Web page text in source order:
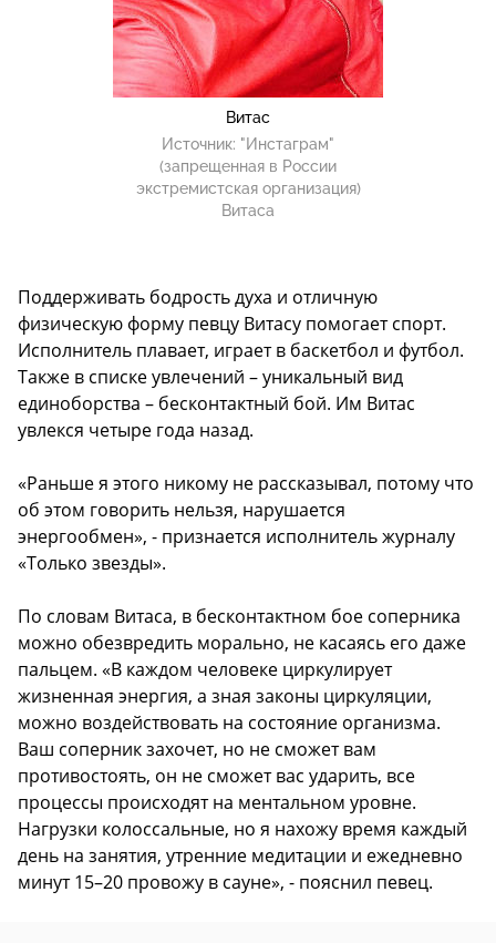
Витас
Источник: "Инстаграм"
(запрещенная в России
экстремистская организация)
Витаса
Поддерживать бодрость духа и отличную
физическую форму певцу Витасу помогает спорт.
Исполнитель плавает, играет в баскетбол и футбол.
Также в списке увлечений – уникальный вид
единоборства – бесконтактный бой. Им Витас
увлекся четыре года назад.
«Раньше я этого никому не рассказывал, потому что
об этом говорить нельзя, нарушается
энергообмен», - признается исполнитель журналу
«Только звезды».
По словам Витаса, в бесконтактном бое соперника
можно обезвредить морально, не касаясь его даже
пальцем. «В каждом человеке циркулирует
жизненная энергия, а зная законы циркуляции,
можно воздействовать на состояние организма.
Ваш соперник захочет, но не сможет вам
противостоять, он не сможет вас ударить, все
процессы происходят на ментальном уровне.
Нагрузки колоссальные, но я нахожу время каждый
день на занятия, утренние медитации и ежедневно
минут 15–20 провожу в сауне», - пояснил певец.